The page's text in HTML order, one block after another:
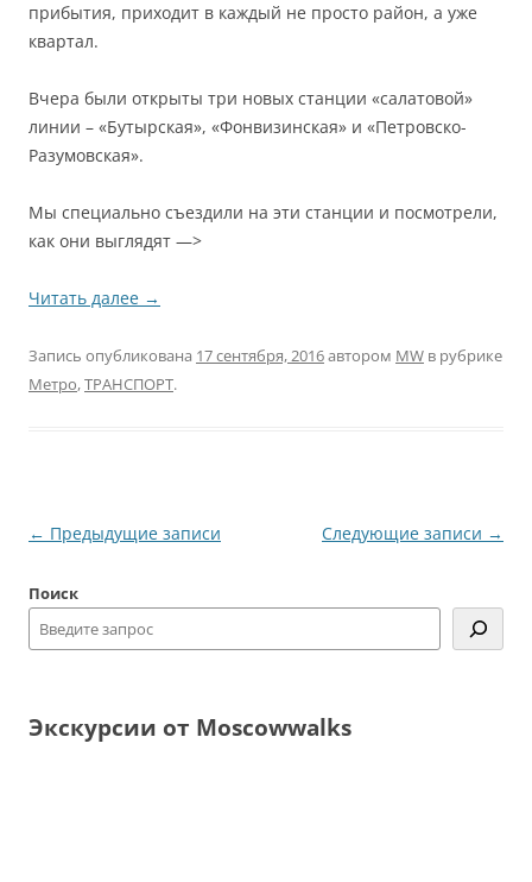
прибытия, приходит в каждый не просто район, а уже
квартал.
Вчера были открыты три новых станции «салатовой»
линии – «Бутырская», «Фонвизинская» и «Петровско-
Разумовская».
Мы специально съездили на эти станции и посмотрели,
как они выглядят —>
Читать далее →
Запись опубликована 17 сентября, 2016автором MW в рубрике
Метро,ТРАНСПОРТ.
Навигация
записям
← Предыдущие записи Следующие записи →
Поиск
Экскурсии от Moscowwalks